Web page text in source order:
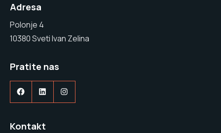
Adresa
Polonje 4
10380 Sveti Ivan Zelina
Pratite nas
Facebook
LinkedInInstagram
Kontakt